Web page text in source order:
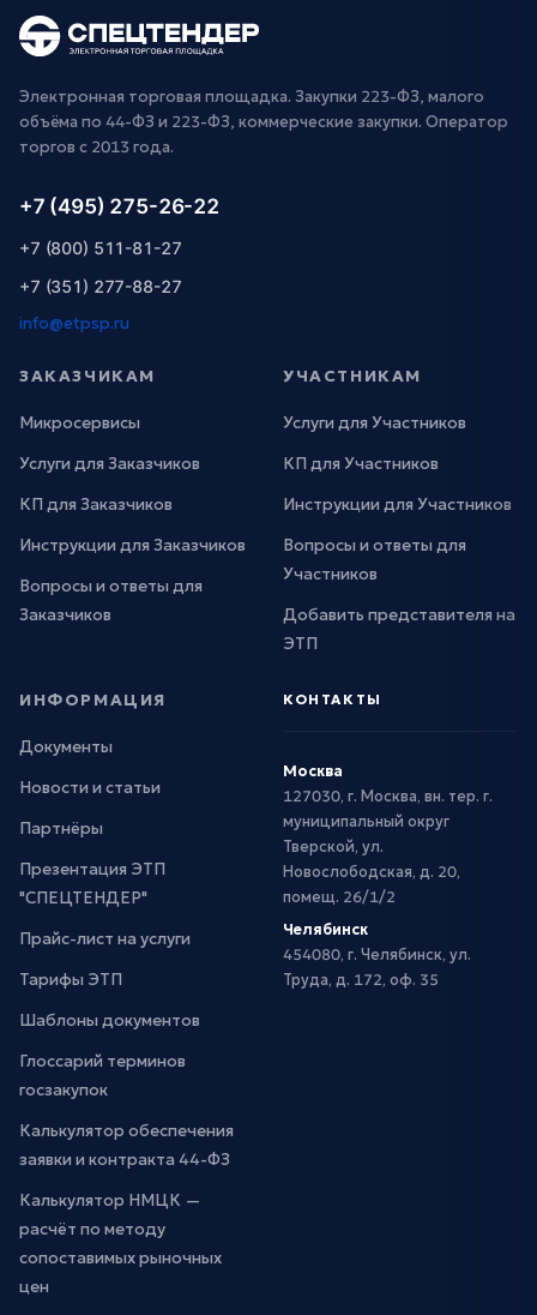
Электронная торговая площадка. Закупки 223-ФЗ, малого
объёма по 44-ФЗ и 223-ФЗ, коммерческие закупки. Оператор
торгов с 2013 года.
+7 (495) 275-26-22
+7 (800) 511-81-27
+7 (351) 277-88-27
info@etpsp.ru
ЗАКАЗЧИКАМ
Микросервисы
Услуги для Заказчиков
КП для Заказчиков
Инструкции для Заказчиков
Вопросы и ответы для
Заказчиков
УЧАСТНИКАМ
Услуги для Участников
КП для Участников
Инструкции для Участников
Вопросы и ответы для
Участников
Добавить представителя на
ЭТП
ИНФОРМАЦИЯ
Документы
Новости и статьи
Партнёры
Презентация ЭТП
"СПЕЦТЕНДЕР"
Прайс-лист на услуги
Тарифы ЭТП
Шаблоны документов
Глоссарий терминов
госзакупок
Калькулятор обеспечения
заявки и контракта 44-ФЗ
Калькулятор НМЦК —
расчёт по методу
сопоставимых рыночных
цен
КОНТАКТЫ
Москва
127030, г. Москва, вн. тер. г.
муниципальный округ
Тверской, ул.
Новослободская, д. 20,
помещ. 26/1/2
Челябинск
454080, г. Челябинск, ул.
Труда, д. 172, оф. 35